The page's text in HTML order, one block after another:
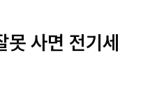
사면 전기세